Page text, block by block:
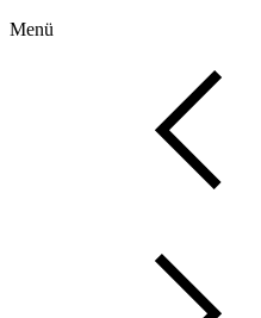
Menü